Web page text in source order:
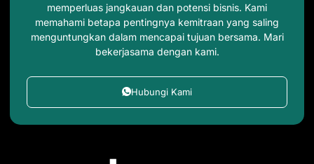
memperluas jangkauan dan potensi bisnis. Kami
memahami betapa pentingnya kemitraan yang saling
menguntungkan dalam mencapai tujuan bersama. Mari
bekerjasama dengan kami.
Hubungi Kami